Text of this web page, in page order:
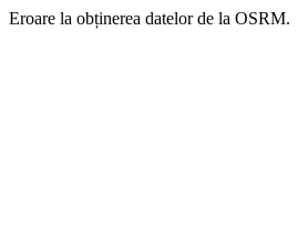
Eroare la obținerea datelor de la OSRM.